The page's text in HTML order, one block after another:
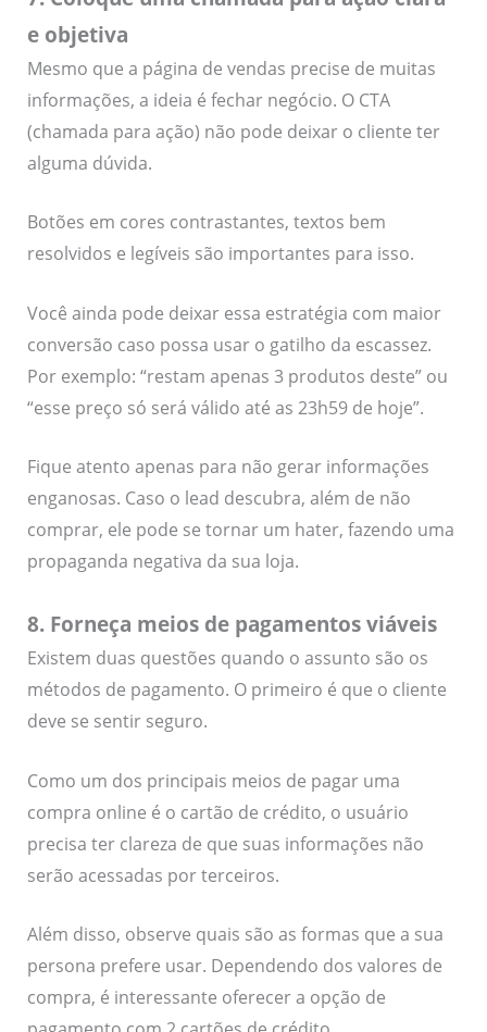
e objetiva
Mesmo que a página de vendas precise de muitas
informações, a ideia é fechar negócio. O CTA
(chamada para ação) não pode deixar o cliente ter
alguma dúvida.
Botões em cores contrastantes, textos bem
resolvidos e legíveis são importantes para isso.
Você ainda pode deixar essa estratégia com maior
conversão caso possa usar o gatilho da escassez.
Por exemplo: “restam apenas 3 produtos deste” ou
“esse preço só será válido até as 23h59 de hoje”.
Fique atento apenas para não gerar informações
enganosas. Caso o lead descubra, além de não
comprar, ele pode se tornar um hater, fazendo uma
propaganda negativa da sua loja.
8. Forneça meios de pagamentos viáveis
Existem duas questões quando o assunto são os
métodos de pagamento. O primeiro é que o cliente
deve se sentir seguro.
Como um dos principais meios de pagar uma
compra online é o cartão de crédito, o usuário
precisa ter clareza de que suas informações não
serão acessadas por terceiros.
Além disso, observe quais são as formas que a sua
persona prefere usar. Dependendo dos valores de
compra, é interessante oferecer a opção de